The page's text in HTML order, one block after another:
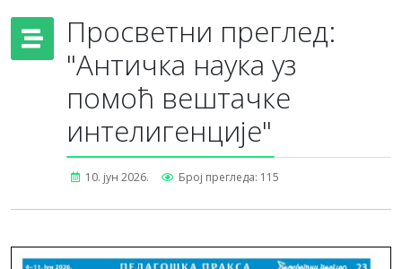
Просветни преглед:
"Античка наука уз
помоћ вештачке
интелигенције"
10. јун 2026. Број прегледа: 115